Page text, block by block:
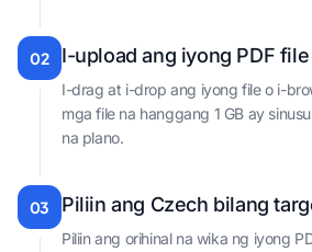
02 I-upload ang iyong PDF file
I-drag at i-drop ang iyong file o i-
mga file na hanggang 1 GB ay
na plano.
03 Piliin ang Czech bilang
Piliin ang orihinal na wika ng iyong